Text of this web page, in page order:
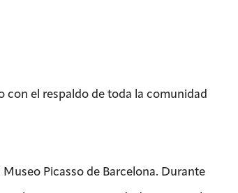
con el respaldo de toda la comunidad
Picasso de Barcelona. Durante